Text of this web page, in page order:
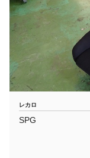
レカロ
SPG